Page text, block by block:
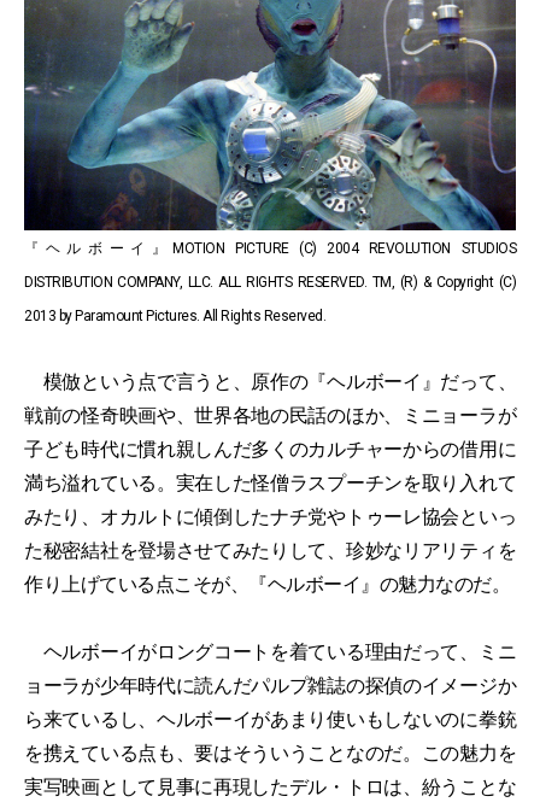
『ヘルボーイ』MOTION PICTURE (C) 2004 REVOLUTION STUDIOS
DISTRIBUTION COMPANY, LLC. ALL RIGHTS RESERVED. TM, (R) & Copyright (C)
2013 by Paramount Pictures. All Rights Reserved.
模倣という点で言うと、原作の『ヘルボーイ』だって、
戦前の怪奇映画や、世界各地の民話のほか、ミニョーラが
子ども時代に慣れ親しんだ多くのカルチャーからの借用に
満ち溢れている。実在した怪僧ラスプーチンを取り入れて
みたり、オカルトに傾倒したナチ党やトゥーレ協会といっ
た秘密結社を登場させてみたりして、珍妙なリアリティを
作り上げている点こそが、『ヘルボーイ』の魅力なのだ。
ヘルボーイがロングコートを着ている理由だって、ミニ
ョーラが少年時代に読んだパルプ雑誌の探偵のイメージか
ら来ているし、ヘルボーイがあまり使いもしないのに拳銃
を携えている点も、要はそういうことなのだ。この魅力を
実写映画として見事に再現したデル・トロは、紛うことな